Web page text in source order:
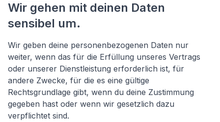
Wir gehen mit deinen Daten
sensibel um.
Wir geben deine personenbezogenen Daten nur
weiter, wenn das für die Erfüllung unseres Vertrags
oder unserer Dienstleistung erforderlich ist, für
andere Zwecke, für die es eine gültige
Rechtsgrundlage gibt, wenn du deine Zustimmung
gegeben hast oder wenn wir gesetzlich dazu
verpflichtet sind.